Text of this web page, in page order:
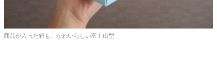
商品が入った箱も、かわいらしい富士山型